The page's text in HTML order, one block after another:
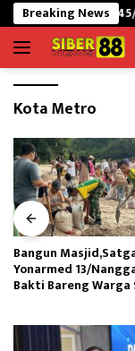
Langsung
ke
konten
Breaking News
yonif 645/GtY
Kota Metro
Bangun
Yonarmed 13/
Bakti Bareng Warga